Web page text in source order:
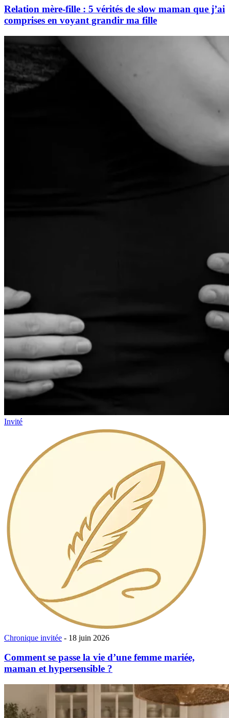
Relation mère-fille : 5 vérités de slow maman que j’ai
comprises en voyant grandir ma fille
Invité
Chronique invitée - 18 juin 2026
Comment se passe la vie d’une femme mariée,
maman et hypersensible ?